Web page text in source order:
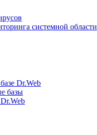
системной области
Dr.Web
базы